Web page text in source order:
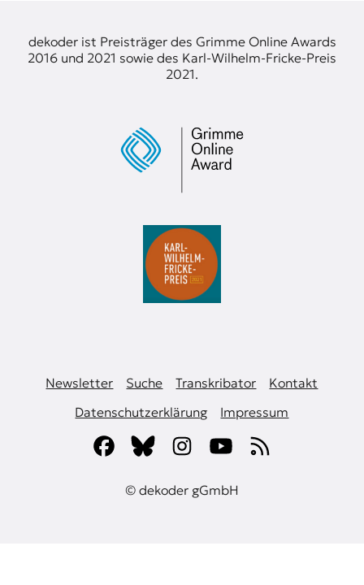
dekoder ist Preisträger des Grimme Online Awards
2016 und 2021 sowie des Karl-Wilhelm-Fricke-Preis
2021.
Newsletter Suche Transkribator
Kontakt
Datenschutzerklärung
Impressum
© dekoder gGmbH